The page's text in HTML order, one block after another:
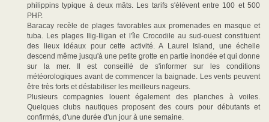
philippins typique à deux mâts. Les tarifs s'élèvent entre 100 et 500
PHP.
Baracay recèle de plages favorables aux promenades en masque et
tuba. Les plages Ilig-Iligan et l'île Crocodile au sud-ouest constituent
des lieux idéaux pour cette activité. A Laurel Island, une échelle
descend même jusqu'à une petite grotte en partie inondée et qui donne
sur la mer. Il est conseillé de s'informer sur les conditions
météorologiques avant de commencer la baignade. Les vents peuvent
être très forts et déstabiliser les meilleurs nageurs.
Plusieurs compagnies louent également des planches à voiles.
Quelques clubs nautiques proposent des cours pour débutants et
confirmés, d'une durée d'un jour à une semaine.